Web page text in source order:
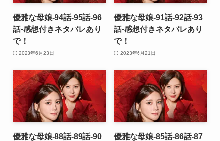
優雅な母娘-94話-95話-96
話-感想付きネタバレあり
で！
2023年6月23日
優雅な母娘-91話-92話-93
話-感想付きネタバレあり
で！
2023年6月21日
優雅な母娘-88話-89話-90
優雅な母娘-85話-86話-87